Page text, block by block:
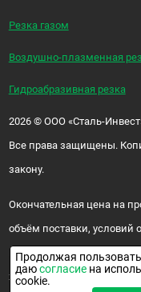
Резка газом
Воздушно-плазменная
Гидроабразивная резка
2026 ©ООО «Сталь-
Все права защищены.
закону.
Окончательная цена на
объём поставки, условий
цене и наличии
характер и ни при каких
Продолжая
даюсогласие на
cookie.